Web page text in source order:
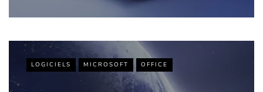
LOGICIELS MICROSOFT OFFICE